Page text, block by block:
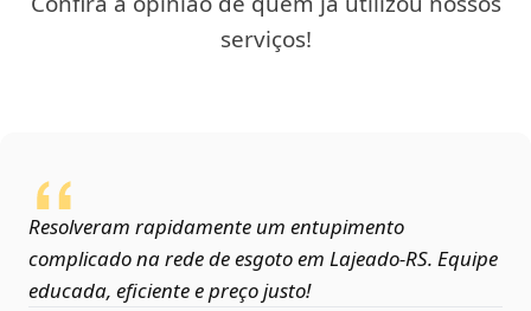
serviços!
Resolveram rapidamente um entupimento
complicado na rede de esgoto em Lajeado‑RS. Equipe
educada, eficiente e preço justo!